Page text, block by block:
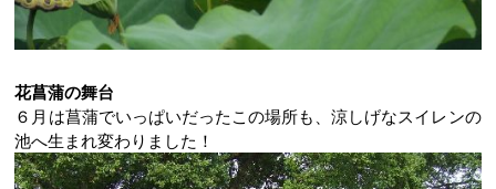
花菖蒲の舞台
６月は菖蒲でいっぱいだったこの場所も、涼しげなスイレンの
池へ生まれ変わりました！